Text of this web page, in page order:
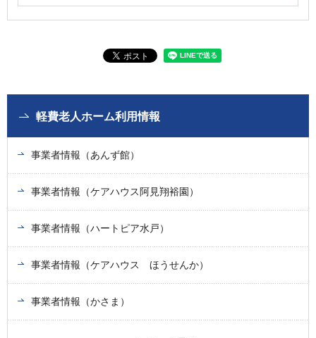
軽費老人ホーム利用情報
事業者情報（あんず館）
事業者情報（ケアハウス阿見翔裕園）
事業者情報（ハートピア水戸）
事業者情報（ケアハウス ほうせんか）
事業者情報（かさま）